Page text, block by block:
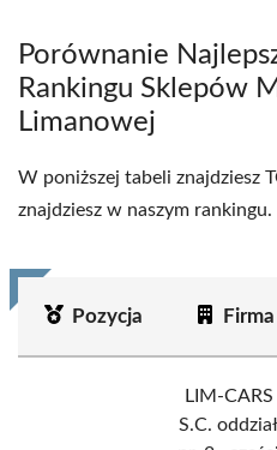
Porównanie
Rankingu Sklepów
Limanowej
W poniższej tabeli znajdziesz
znajdziesz w naszym rankingu.
Pozycja Firma
LIM-CARS
S.C. oddział